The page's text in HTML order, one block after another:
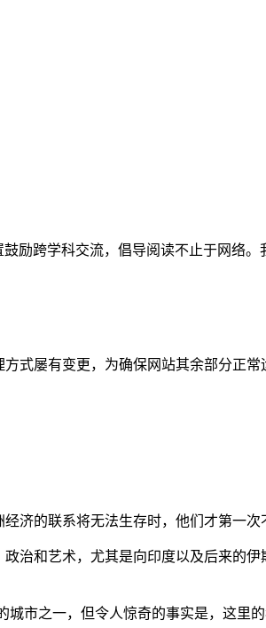
励跨学科交流，倡导阅读不止于网络
式屡有变更，为确保网站其余部分正
济的联系将无法生存时，他们才第一次
治和艺术，尤其是向印度以及后来的
市之一，但令人惊奇的事实是，这里